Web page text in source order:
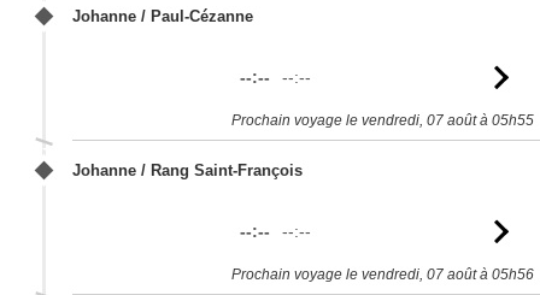
Johanne / Paul-Cézanne
--:-- --:--
Prochain voyage le vendredi, 07 août à 05h55
Johanne / Rang Saint-François
--:-- --:--
Prochain voyage le vendredi, 07 août à 05h56